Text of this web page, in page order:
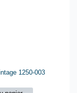
1250-003